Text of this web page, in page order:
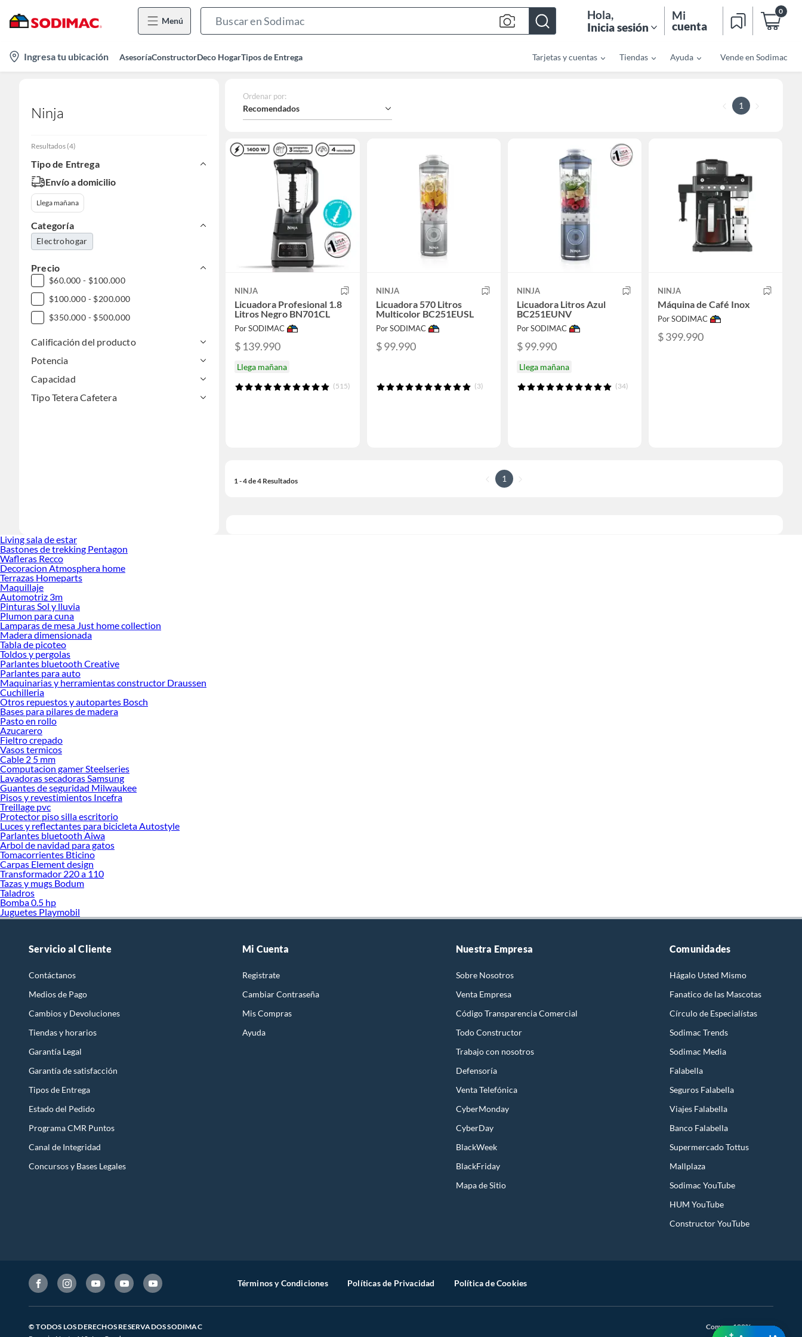
Menú
Bar
Hola,
Inicia sesión
Mi
cuenta
0
location-
icon
Ingresa tu ubicación AsesoríaConstructorDeco HogarTipos de Entrega Tarjetas y cuentas Tiendas Ayuda Vende en Sodimac
Ninja
Resultados (4)
Tipo de Entrega
Envío a domicilio
Llega mañana
Categoría
Electrohogar
Precio
$60.000 - $100.000
$100.000 - $200.000
$350.000 - $500.000
Calificación del producto
Potencia
Capacidad
Tipo Tetera Cafetera
Ordenar por:
Recomendados 1
NINJA
Licuadora Profesional 1.8
Litros Negro BN701CL
Por SODIMAC
$ 139.990
Llega mañana
(515)
NINJA
Licuadora 570 Litros
Multicolor BC251EUSL
Por SODIMAC
$ 99.990
(3)
NINJA
Licuadora Litros Azul
BC251EUNV
Por SODIMAC
$ 99.990
Llega mañana
(34)
NINJA
Máquina de Café Inox
Por SODIMAC
$ 399.990
1 - 4 de 4 Resultados 1
Living sala de estar
Bastones de trekking Pentagon
Wafleras Recco
Decoracion Atmosphera home
Terrazas Homeparts
Maquillaje
Automotriz 3m
Pinturas Sol y lluvia
Plumon para cuna
Lamparas de mesa Just home collection
Madera dimensionada
Tabla de picoteo
Toldos y pergolas
Parlantes bluetooth Creative
Parlantes para auto
Maquinarias y herramientas constructor Draussen
Cuchilleria
Otros repuestos y autopartes Bosch
Bases para pilares de madera
Pasto en rollo
Azucarero
Fieltro crepado
Vasos termicos
Cable 2 5 mm
Computacion gamer Steelseries
Lavadoras secadoras Samsung
Guantes de seguridad Milwaukee
Pisos y revestimientos Incefra
Treillage pvc
Protector piso silla escritorio
Luces y reflectantes para bicicleta Autostyle
Parlantes bluetooth Aiwa
Arbol de navidad para gatos
Tomacorrientes Bticino
Carpas Element design
Transformador 220 a 110
Tazas y mugs Bodum
Taladros
Bomba 0.5 hp
Juguetes Playmobil
Servicio al Cliente
Contáctanos
Medios de Pago
Cambios y Devoluciones
Tiendas y horarios
Garantía Legal
Garantía de satisfacción
Tipos de Entrega
Estado del Pedido
Programa CMR Puntos
Canal de Integridad
Concursos y Bases Legales
Mi Cuenta
Registrate
Cambiar Contraseña
Mis Compras
Ayuda
Nuestra Empresa
Sobre Nosotros
Venta Empresa
Código Transparencia Comercial
Todo Constructor
Trabajo con nosotros
Defensoría
Venta Telefónica
CyberMonday
CyberDay
BlackWeek
BlackFriday
Mapa de Sitio
Comunidades
Hágalo Usted Mismo
Fanatico de las Mascotas
Círculo de Especialístas
Sodimac Trends
Sodimac Media
Falabella
Seguros Falabella
Viajes Falabella
Banco Falabella
Supermercado Tottus
Mallplaza
Sodimac YouTube
HUM YouTube
Constructor YouTube
Términos y Condiciones Políticas de Privacidad Política de Cookies
© TODOS LOS DERECHOS RESERVADOS SODIMAC
Compra 100% segura